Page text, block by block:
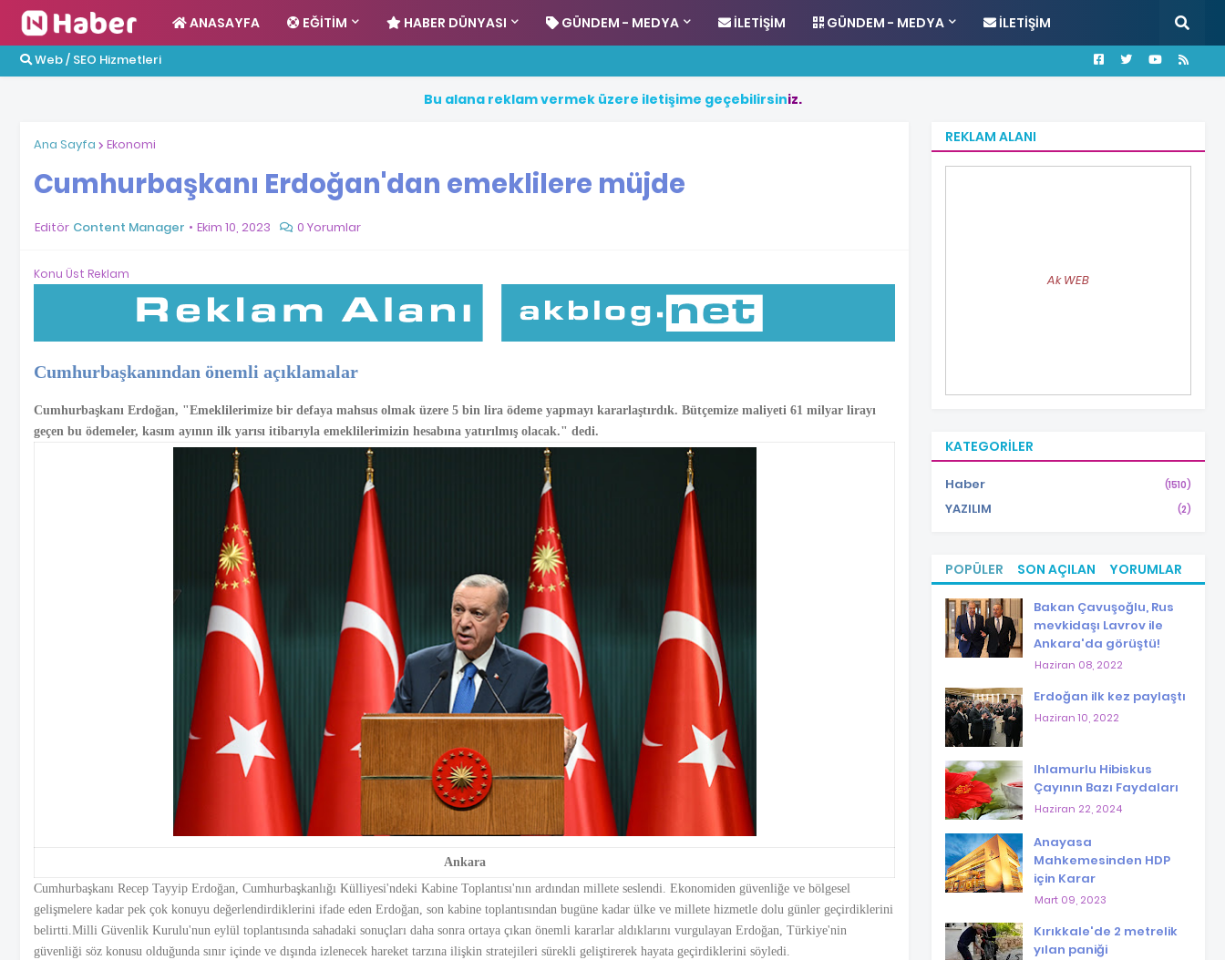
ANASAYFA EĞITIM HABER DÜNYASI GÜNDEM - MEDYA İLETIŞIM GÜNDEM - MEDYA İLETIŞIM
Web / SEO Hizmetleri
Bu alana reklamvermek üzere iletişime geçebilirsiniz.
Ana Sayfa Ekonomi
Cumhurbaşkanı Erdoğan'dan emeklilere müjde
Editör Content Manager Ekim 10, 2023 0 Yorumlar
Konu Üst Reklam
Cumhurbaşkanından önemli açıklamalar
Cumhurbaşkanı Erdoğan, "Emeklilerimize bir defaya mahsus olmak üzere 5 bin lira ödeme yapmayı kararlaştırdık. Bütçemize maliyeti 61 milyar lirayı
geçen bu ödemeler, kasım ayının ilk yarısı itibarıyla emeklilerimizin hesabına yatırılmış olacak." dedi.
Ankara
Cumhurbaşkanı Recep Tayyip Erdoğan, Cumhurbaşkanlığı Külliyesi'ndeki Kabine Toplantısı'nın ardından millete seslendi. Ekonomiden güvenliğe ve bölgesel
gelişmelere kadar pek çok konuyu değerlendirdiklerini ifade eden Erdoğan, son kabine toplantısından bugüne kadar ülke ve millete hizmetle dolu günler geçirdiklerini
belirtti.Milli Güvenlik Kurulu'nun eylül toplantısında sahadaki sonuçları daha sonra ortaya çıkan önemli kararlar aldıklarını vurgulayan Erdoğan, Türkiye'nin
güvenliği söz konusu olduğunda sınır içinde ve dışında izlenecek hareket tarzına ilişkin stratejileri sürekli geliştirerek hayata geçirdiklerini söyledi.
REKLAM ALANI
Ak WEB
KATEGORILER
Haber (1510)
YAZILIM (2)
POPÜLER SON AÇILAN YORUMLAR
Bakan Çavuşoğlu, Rus
mevkidaşı Lavrov ile
Ankara'da görüştü!
Haziran 08, 2022
Erdoğan ilk kez paylaştı
Haziran 10, 2022
Ihlamurlu Hibiskus
Çayının Bazı Faydaları
Haziran 22, 2024
Anayasa
Mahkemesinden HDP
için Karar
Mart 09, 2023
Kırıkkale'de 2 metrelik
yılan paniği